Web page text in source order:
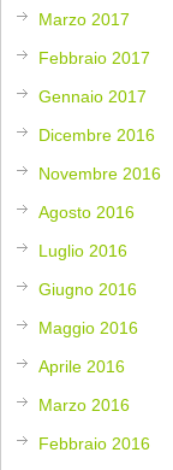
Marzo 2017
Febbraio 2017
Gennaio 2017
Dicembre 2016
Novembre 2016
Agosto 2016
Luglio 2016
Giugno 2016
Maggio 2016
Aprile 2016
Marzo 2016
Febbraio 2016